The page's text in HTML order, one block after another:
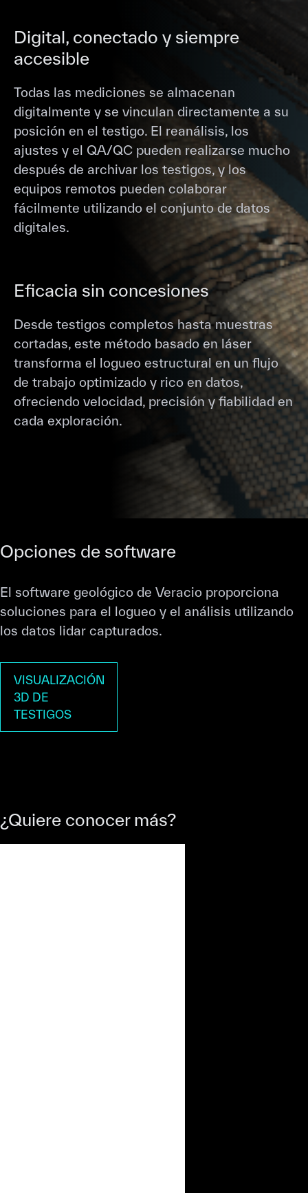
Digital, conectado y siempre
accesible
Todas las mediciones se almacenan
digitalmente y se vinculan directamente a su
posición en el testigo. El reanálisis, los
ajustes y el QA/QC pueden realizarse mucho
después de archivar los testigos, y los
equipos remotos pueden colaborar
fácilmente utilizando el conjunto de datos
digitales.
Eficacia sin concesiones
Desde testigos completos hasta muestras
cortadas, este método basado en láser
transforma el logueo estructural en un flujo
de trabajo optimizado y rico en datos,
ofreciendo velocidad, precisión y fiabilidad en
cada exploración.
Opciones de software
El software geológico de Veracio proporciona
soluciones para el logueo y el análisis utilizando
los datos lidar capturados.
VISUALIZACIÓN
3D DE
TESTIGOS
¿Quiere conocer más?